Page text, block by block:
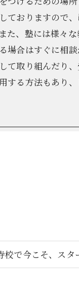
ておりますので
た、塾には様々
場合はすぐに相
て取り組んだり
する方法もあり
で今こそ、スタ